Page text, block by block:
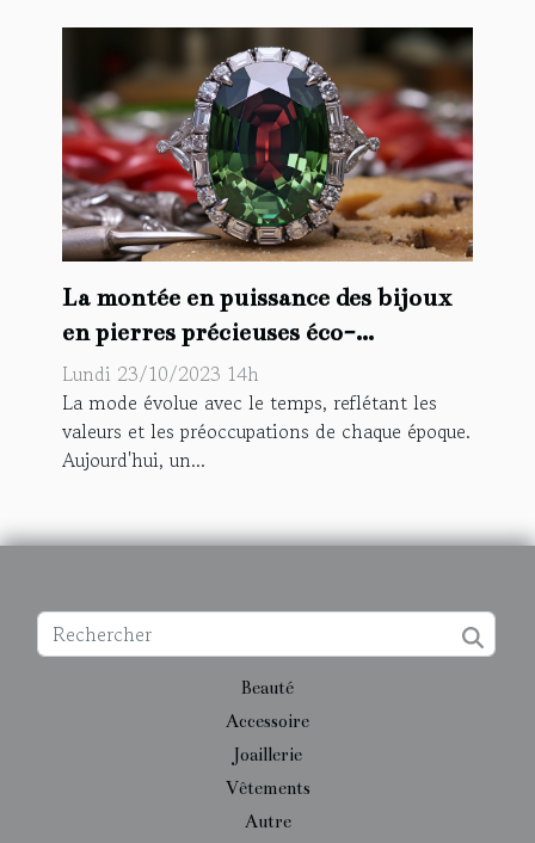
La montée en puissance des bijoux
en pierres précieuses éco-
responsables
Lundi 23/10/2023 14h
La mode évolue avec le temps, reflétant les
valeurs et les préoccupations de chaque époque.
Aujourd'hui, un...
Beauté
Accessoire
Joaillerie
Vêtements
Autre